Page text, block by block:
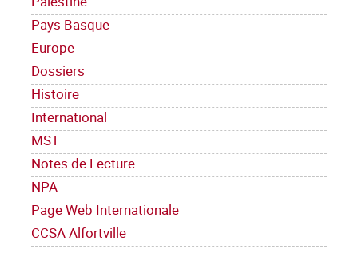
Pays Basque
Europe
Dossiers
Histoire
International
MST
Notes de Lecture
NPA
Page Web Internationale
CCSA Alfortville